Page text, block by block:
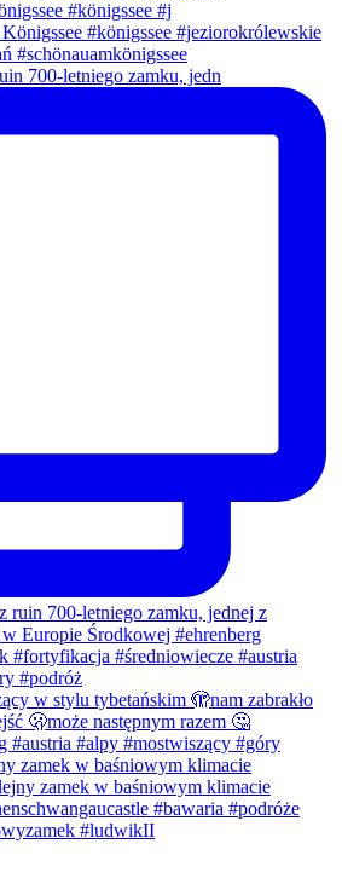
#königssee #j
700-letniego zamku, jedn
zamek w baśniowym klimacie